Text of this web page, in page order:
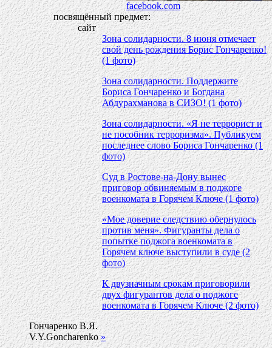
facebook.com
посвящённый предмет:
сайт
Зона солидарности. 8 июня отмечает
свой день рождения Борис Гончаренко!
(1 фото)
Зона солидарности. Поддержите
Бориса Гончаренко и Богдана
Абдурахманова в СИЗО! (1 фото)
Зона солидарности. «Я не террорист и
не пособник терроризма». Публикуем
последнее слово Бориса Гончаренко (1
фото)
Суд в Ростове-на-Дону вынес
приговор обвиняемым в поджоге
военкомата в Горячем Ключе (1 фото)
«Мое доверие следствию обернулось
против меня». Фигуранты дела о
попытке поджога военкомата в
Горячем ключе выступили в суде (2
фото)
К двузначным срокам приговорили
двух фигурантов дела о поджоге
военкомата в Горячем Ключе (2 фото)
Гончаренко В.Я.
V.Y.Goncharenko»